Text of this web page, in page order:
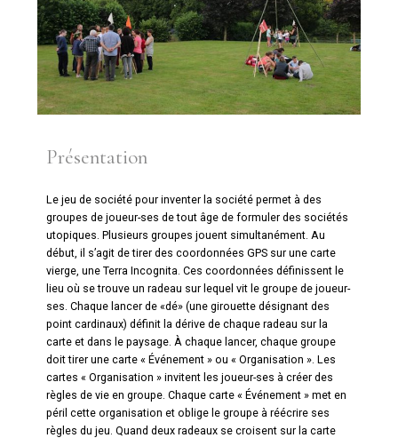
Présentation
Le jeu de société pour inventer la société permet à des
groupes de joueur-ses de tout âge de formuler des sociétés
utopiques. Plusieurs groupes jouent simultanément. Au
début, il s’agit de tirer des coordonnées GPS sur une carte
vierge, une Terra Incognita. Ces coordonnées définissent le
lieu où se trouve un radeau sur lequel vit le groupe de joueur-
ses. Chaque lancer de «dé» (une girouette désignant des
point cardinaux) définit la dérive de chaque radeau sur la
carte et dans le paysage. À chaque lancer, chaque groupe
doit tirer une carte « Événement » ou « Organisation ». Les
cartes « Organisation » invitent les joueur-ses à créer des
règles de vie en groupe. Chaque carte « Événement » met en
péril cette organisation et oblige le groupe à réécrire ses
règles du jeu. Quand deux radeaux se croisent sur la carte